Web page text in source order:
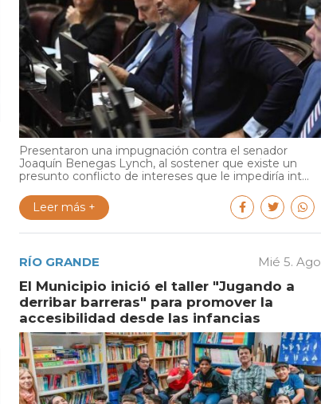
Presentaron una impugnación contra el senador
Joaquín Benegas Lynch, al sostener que existe un
presunto conflicto de intereses que le impediría int...
Leer más +
RÍO GRANDE Mié 5. Ago
El Municipio inició el taller "Jugando a
derribar barreras" para promover la
accesibilidad desde las infancias